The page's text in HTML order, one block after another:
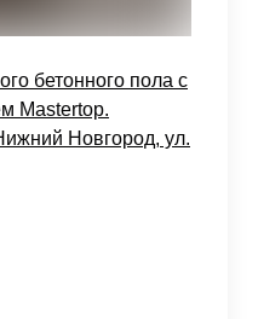
бетонного пола с
Mastertop.
Новгород, ул.